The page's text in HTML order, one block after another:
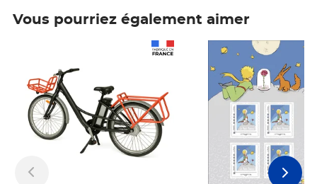
Vous pourriez également aimer
Prix 7,50€